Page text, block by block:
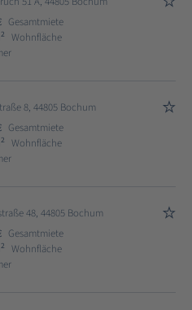
Gesamtmiete
2
Wohnfläche
8, 44805 Bochum
Gesamtmiete
2
Wohnfläche
48, 44805 Bochum
Gesamtmiete
2
Wohnfläche